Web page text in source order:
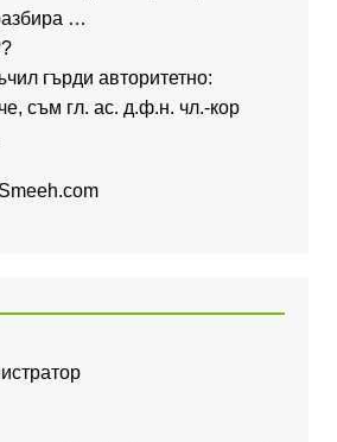
…
гърди авторитетно:
съм гл. ас. д.ф.н. чл.-кор
Smeeh.com